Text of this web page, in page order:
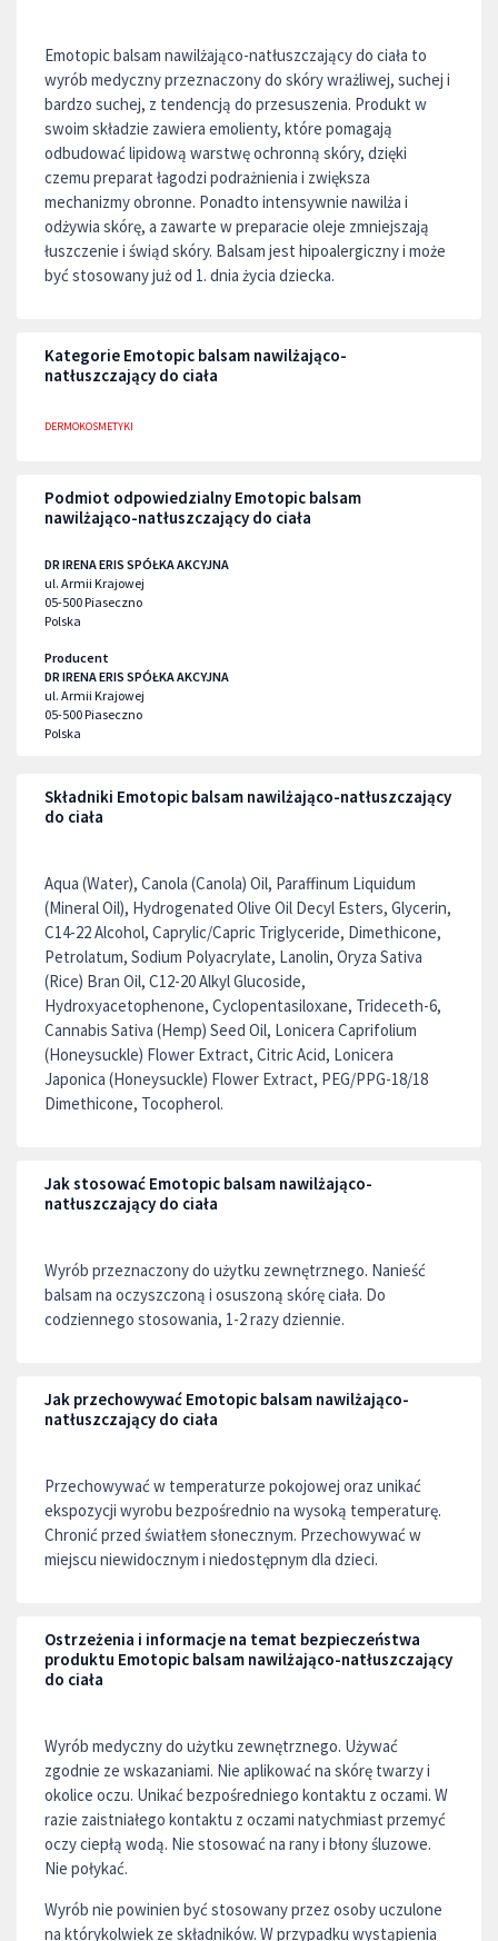
Emotopic balsam nawilżająco-natłuszczający do ciała to
wyrób medyczny przeznaczony do skóry wrażliwej, suchej i
bardzo suchej, z tendencją do przesuszenia. Produkt w
swoim składzie zawiera emolienty, które pomagają
odbudować lipidową warstwę ochronną skóry, dzięki
czemu preparat łagodzi podrażnienia i zwiększa
mechanizmy obronne. Ponadto intensywnie nawilża i
odżywia skórę, a zawarte w preparacie oleje zmniejszają
łuszczenie i świąd skóry. Balsam jest hipoalergiczny i może
być stosowany już od 1. dnia życia dziecka.
Kategorie Emotopic balsam nawilżająco-
natłuszczający do ciała
DERMOKOSMETYKI
Podmiot odpowiedzialny Emotopic balsam
nawilżająco-natłuszczający do ciała
DR IRENA ERIS SPÓŁKA AKCYJNA
ul. Armii Krajowej
05-500Piaseczno
Polska
Producent
DR IRENA ERIS SPÓŁKA AKCYJNA
ul. Armii Krajowej
05-500Piaseczno
Polska
Składniki Emotopic balsam nawilżająco-natłuszczający
do ciała
Aqua (Water), Canola (Canola) Oil, Paraffinum Liquidum
(Mineral Oil), Hydrogenated Olive Oil Decyl Esters, Glycerin,
C14-22 Alcohol, Caprylic/Capric Triglyceride, Dimethicone,
Petrolatum, Sodium Polyacrylate, Lanolin, Oryza Sativa
(Rice) Bran Oil, C12-20 Alkyl Glucoside,
Hydroxyacetophenone, Cyclopentasiloxane, Trideceth-6,
Cannabis Sativa (Hemp) Seed Oil, Lonicera Caprifolium
(Honeysuckle) Flower Extract, Citric Acid, Lonicera
Japonica (Honeysuckle) Flower Extract, PEG/PPG-18/18
Dimethicone, Tocopherol.
Jak stosować Emotopic balsam nawilżająco-
natłuszczający do ciała
Wyrób przeznaczony do użytku zewnętrznego. Nanieść
balsam na oczyszczoną i osuszoną skórę ciała. Do
codziennego stosowania, 1-2 razy dziennie.
Jak przechowywać Emotopic balsam nawilżająco-
natłuszczający do ciała
Przechowywać w temperaturze pokojowej oraz unikać
ekspozycji wyrobu bezpośrednio na wysoką temperaturę.
Chronić przed światłem słonecznym. Przechowywać w
miejscu niewidocznym i niedostępnym dla dzieci.
Ostrzeżenia i informacje na temat bezpieczeństwa
produktu Emotopic balsam nawilżająco-natłuszczający
do ciała
Wyrób medyczny do użytku zewnętrznego. Używać
zgodnie ze wskazaniami. Nie aplikować na skórę twarzy i
okolice oczu. Unikać bezpośredniego kontaktu z oczami. W
razie zaistniałego kontaktu z oczami natychmiast przemyć
oczy ciepłą wodą. Nie stosować na rany i błony śluzowe.
Nie połykać.
Wyrób nie powinien być stosowany przez osoby uczulone
na którykolwiek ze składników. W przypadku wystąpienia